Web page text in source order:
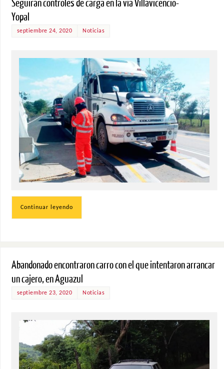
Seguirán controles de carga en la vía Villavicencio-
Yopal
septiembre 24, 2020 Noticias
Continuar leyendo
Abandonado encontraron carro con el que intentaron arrancar
un cajero, en Aguazul
septiembre 23, 2020 Noticias